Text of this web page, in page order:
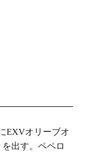
EXVオリーブオ
出す。ペペロ